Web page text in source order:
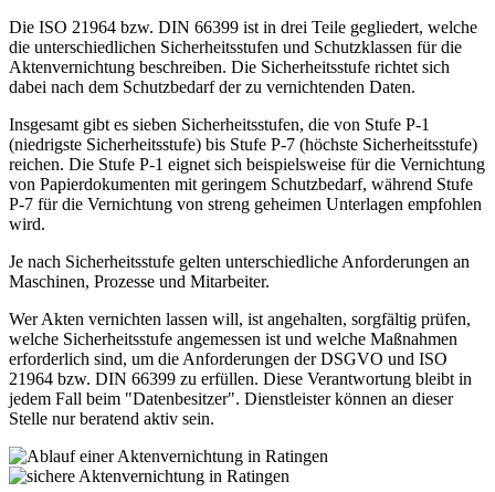
Die ISO 21964 bzw. DIN 66399 ist in drei Teile gegliedert, welche
die unterschiedlichen Sicherheitsstufen und Schutzklassen für die
Aktenvernichtung beschreiben. Die Sicherheitsstufe richtet sich
dabei nach dem Schutzbedarf der zu vernichtenden Daten.
Insgesamt gibt es sieben Sicherheitsstufen, die von Stufe P-1
(niedrigste Sicherheitsstufe) bis Stufe P-7 (höchste Sicherheitsstufe)
reichen. Die Stufe P-1 eignet sich beispielsweise für die Vernichtung
von Papierdokumenten mit geringem Schutzbedarf, während Stufe
P-7 für die Vernichtung von streng geheimen Unterlagen empfohlen
wird.
Je nach Sicherheitsstufe gelten unterschiedliche Anforderungen an
Maschinen, Prozesse und Mitarbeiter.
Wer Akten vernichten lassen will, ist angehalten, sorgfältig prüfen,
welche Sicherheitsstufe angemessen ist und welche Maßnahmen
erforderlich sind, um die Anforderungen der DSGVO und ISO
21964 bzw. DIN 66399 zu erfüllen. Diese Verantwortung bleibt in
jedem Fall beim "Datenbesitzer". Dienstleister können an dieser
Stelle nur beratend aktiv sein.